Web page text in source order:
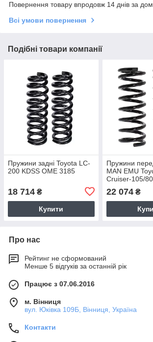
Повернення товару впродовж 14 днів за
Всі умови повернення
Подібні товари компанії
Пружини задні Toyota LC-
200 KDSS OME 3185
18 714 ₴
Купити
Пружини
MAN EMU
Cruiser-105/
22 074₴
Про нас
Рейтинг не сформований
Менше 5 відгуків за останній рік
Працює з 07.06.2016
м. Вінниця
вул. Юківка 109Б, Вінниця, Україна
Контакти